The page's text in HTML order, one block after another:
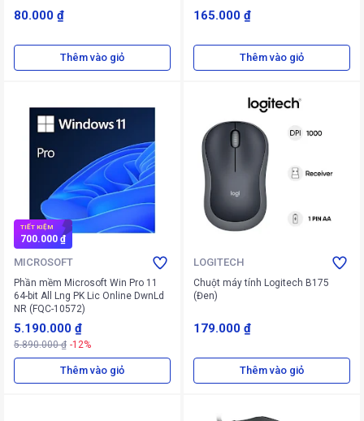
80.000 ₫
Thêm vào giỏ
165.000 ₫
Thêm vào giỏ
TIẾT KIỆM
700.000 ₫
MICROSOFT
Phần mềm Microsoft Win Pro 11
64-bit All Lng PK Lic Online DwnLd
NR (FQC-10572)
5.190.000 ₫
5.890.000 ₫ -12%
Thêm vào giỏ
LOGITECH
Chuột máy tính Logitech B175
(Đen)
179.000 ₫
Thêm vào giỏ